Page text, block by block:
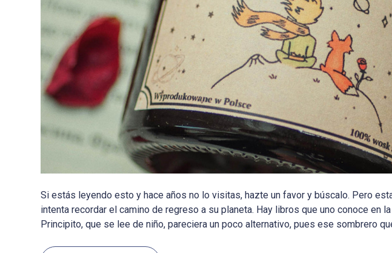
Si estás leyendo esto y hace años no lo visitas, hazte un favor y búscalo. Pero
intenta recordar el camino de regreso a su planeta. Hay libros que uno conoce en
Principito, que se lee de niño, pareciera un poco alternativo, pues ese sombrero